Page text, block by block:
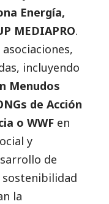
Energía,
MEDIAPRO.
incluyendo
Menudos
de Acción
o WWF en
y
de
sostenibilidad
la